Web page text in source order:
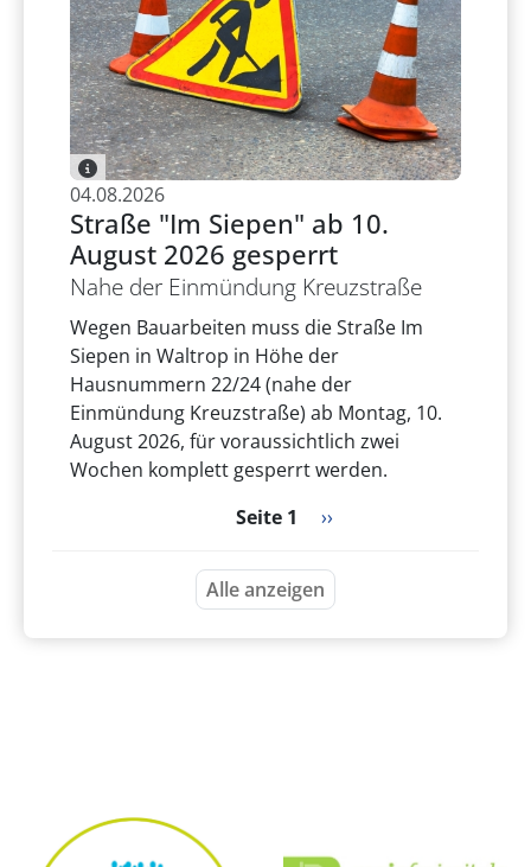
04.08.2026
Straße "Im Siepen" ab 10.
August 2026 gesperrt
Nahe der Einmündung Kreuzstraße
Wegen Bauarbeiten muss die Straße Im
Siepen in Waltrop in Höhe der
Hausnummern 22/24 (nahe der
Einmündung Kreuzstraße) ab Montag, 10.
August 2026, für voraussichtlich zwei
Wochen komplett gesperrt werden.
Seitennummerierung
Seite 1 Nächste Seite
››
Alle anzeigen